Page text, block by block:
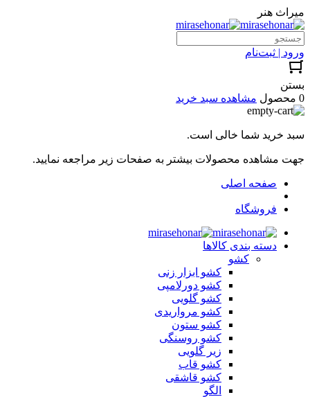
میراث هنر
ورود | ثبت‌نام
بستن
0 محصول
مشاهده سبد خرید
سبد خرید شما خالی است.
جهت مشاهده محصولات بیشتر به صفحات زیر مراجعه نمایید.
صفحه اصلی
فروشگاه
دسته بندی کالاها
کشو
کشو ابزار زنی
کشو دورلامپی
کشو گلویی
کشو مرواریدی
کشو ستون
کشو روسنگی
زیر گلویی
کشو قاب
کشو قاشقی
الگو